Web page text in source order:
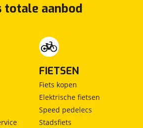
totale aanbod
FIETSEN
Fiets kopen
Elektrische fietsen
Speed pedelecs
Stadsfiets